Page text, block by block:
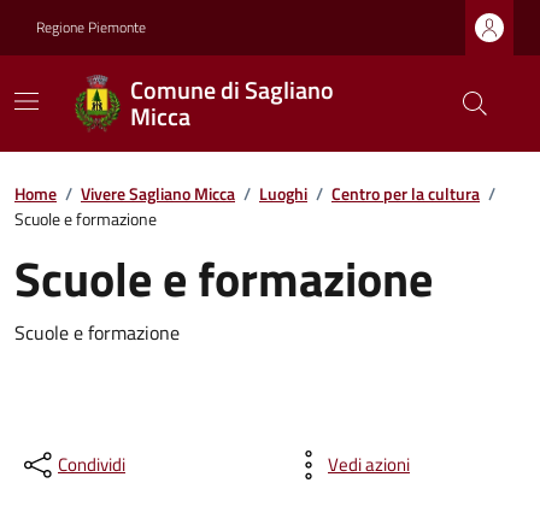
Regione Piemonte
Comune di Sagliano
Micca
Home / Vivere Sagliano Micca / Luoghi / Centro per la cultura /
Scuole e formazione
Scuole e formazione
Scuole e formazione
Condividi Vedi azioni